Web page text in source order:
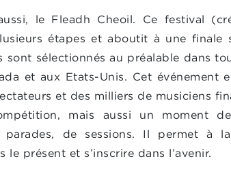
le Fleadh Cheoil. Ce festival
étapes et aboutit à une finale
sont sélectionnés au préalable dans
et aux Etats-Unis. Cet événement
et des milliers de musiciens
mais aussi un moment
parades, de sessions. Il permet à
le présent et s’inscrire dans l’avenir.